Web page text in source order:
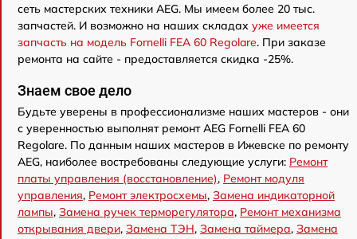
сеть мастерских техники AEG. Мы имеем более 20 тыс.
запчастей. И возможно на наших складах уже имеется
запчасть на модель Fornelli FEA 60 Regolare. При заказе
ремонта на сайте - предоставляется скидка -25%.
Знаем свое дело
Будьте уверены в профессионализме наших мастеров - они
с уверенностью выполнят ремонт AEG Fornelli FEA 60
Regolare. По данным наших мастеров в Ижевске по ремонту
AEG, наиболее востребованы следующие услуги: Ремонт
платы управления (восстановление), Ремонт модуля
управления, Ремонт электросхемы, Замена индикаторной
лампы, Замена ручек терморегулятора, Ремонт механизма
открывания двери, Замена ТЭН, Замена таймера, Замена